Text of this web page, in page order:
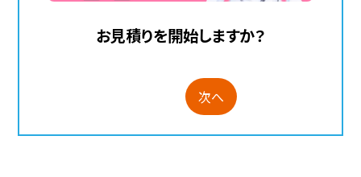
お見積りを開始しますか？
次へ